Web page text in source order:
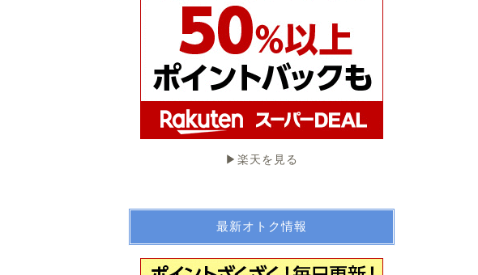
▶︎楽天を見る
最新オトク情報